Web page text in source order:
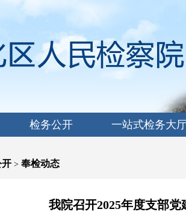
检务公开 一站式检务大
开 > 奉检动态
我院召开2025年度支部